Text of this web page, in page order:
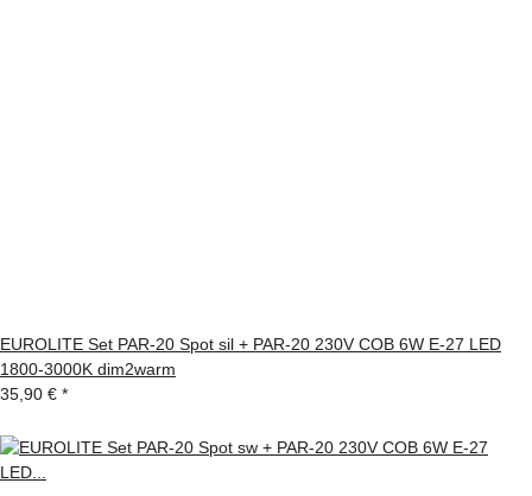
EUROLITE Set PAR-20 Spot sil + PAR-20 230V COB 6W E-27 LED
1800-3000K dim2warm
35,90 € *